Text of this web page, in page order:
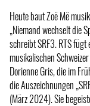
Heute baut Zoë Më
„Niemand wechselt die
schreibt SRF3. RTS
musikalischen
Dorienne Gris, die im
die Auszeichnungen
(März 2024). Sie